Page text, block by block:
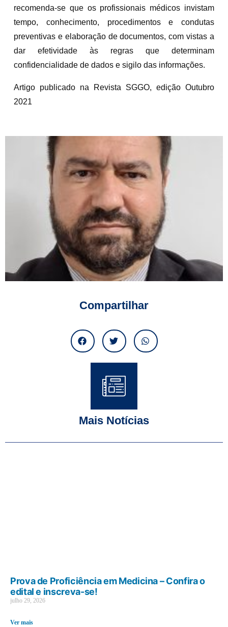
recomenda-se que os profissionais médicos invistam
tempo, conhecimento, procedimentos e condutas
preventivas e elaboração de documentos, com vistas a
dar efetividade às regras que determinam
confidencialidade de dados e sigilo das informações.
Artigo publicado na Revista SGGO, edição Outubro
2021
Compartilhar
Mais Notícias
Prova de Proficiência em Medicina – Confira o
edital e inscreva-se!
julho 29, 2026
Ver mais